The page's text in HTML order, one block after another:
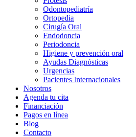
Odontopediatría
Ortopedia
Cirugía Oral
Endodoncia
Periodoncia
Higiene y prevención oral
Ayudas Diagnósticas
Urgencias
Pacientes Internacionales
Nosotros
Agenda tu cita
Financiación
Pagos en línea
Blog
Contacto